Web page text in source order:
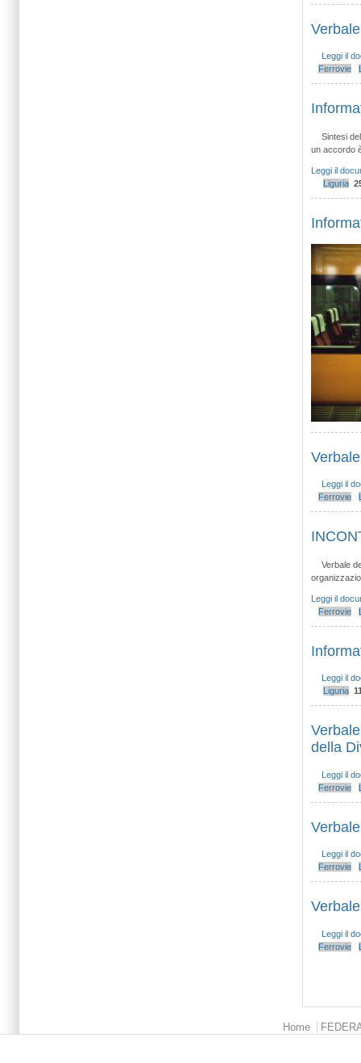
Leggi il
Ferrovie
Sintesi
un accordo
Leggi il
Liguria
Leggi il
Ferrovie
Verbale
Leggi il
Ferrovie
Leggi il
Liguria
della
Leggi il
Ferrovie
Leggi il
Ferrovie
Leggi il
Ferrovie
Home